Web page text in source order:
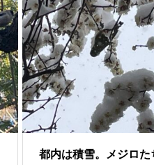
都内は積雪。メジロた